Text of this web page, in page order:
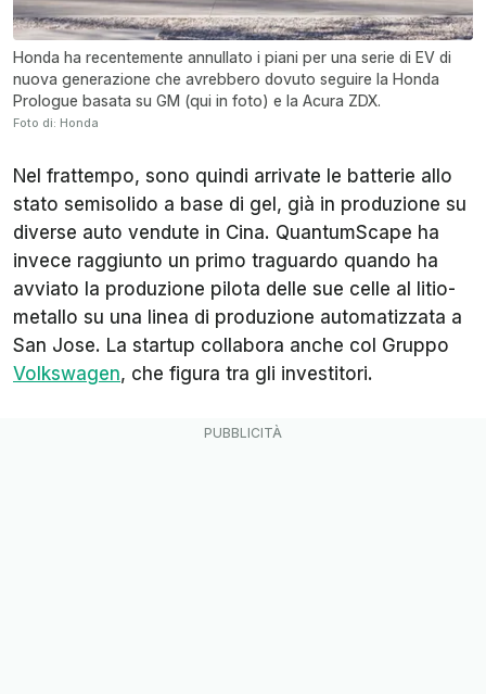
Honda ha recentemente annullato i piani per una serie di EV di
nuova generazione che avrebbero dovuto seguire la Honda
Prologue basata su GM (qui in foto) e la Acura ZDX.
Foto di: Honda
Nel frattempo, sono quindi arrivate le batterie allo
stato semisolido a base di gel, già in produzione su
diverse auto vendute in Cina. QuantumScape ha
invece raggiunto un primo traguardo quando ha
avviato la produzione pilota delle sue celle al litio-
metallo su una linea di produzione automatizzata a
San Jose. La startup collabora anche col Gruppo
Volkswagen, che figura tra gli investitori.